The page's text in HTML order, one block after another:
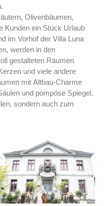
Olivenbäumen,
Kunden ein Stück Urlaub
im Vorhof der Villa Luna
werden in den
gestalteten Räumen
und viele andere
mit Altbau-Charme
und pompöse Spiegel.
sondern auch zum